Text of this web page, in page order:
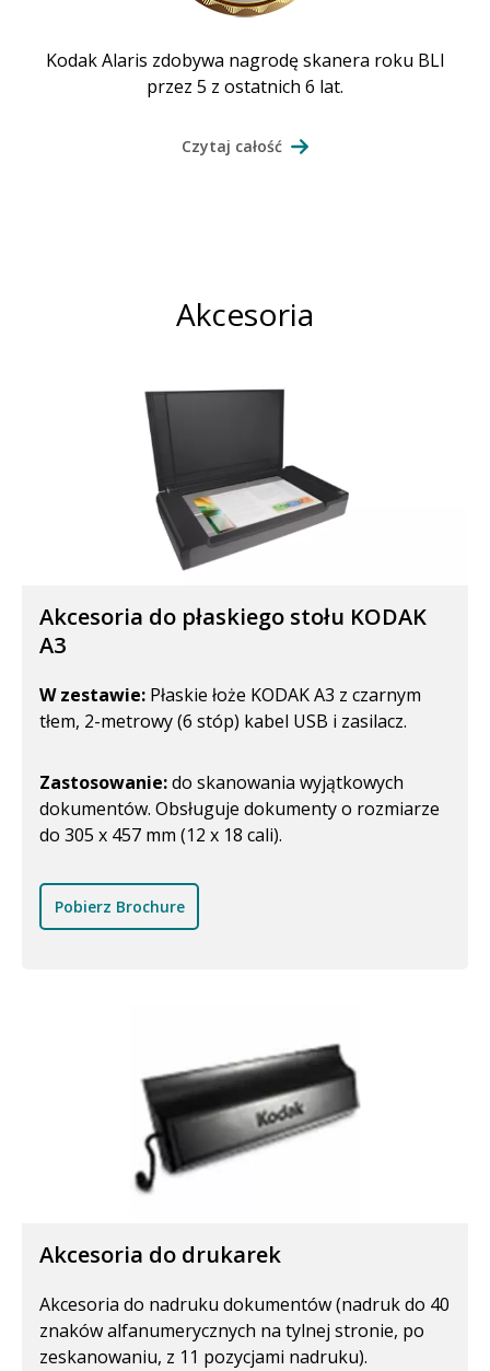
Kodak Alaris zdobywa nagrodę skanera roku BLI
przez 5 z ostatnich 6 lat.
Czytaj całość
Akcesoria
Akcesoria do płaskiego stołu KODAK
A3
W zestawie: Płaskie łoże KODAK A3 z czarnym
tłem, 2-metrowy (6 stóp) kabel USB i zasilacz.
Zastosowanie:do skanowania wyjątkowych
dokumentów. Obsługuje dokumenty o rozmiarze
do 305 x 457 mm (12 x 18 cali).
Pobierz Brochure
Akcesoria do drukarek
Akcesoria do nadruku dokumentów (nadruk do 40
znaków alfanumerycznych na tylnej stronie, po
zeskanowaniu, z 11 pozycjami nadruku).